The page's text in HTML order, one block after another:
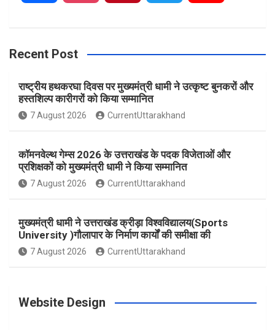
c
e
b
o
k
s
t
a
g
a
n
t
e
r
s
i
t
e
u
u
Recent Post
राष्ट्रीय हथकरघा दिवस पर मुख्यमंत्री धामी ने उत्कृष्ट बुनकरों और
हस्तशिल्प कारीगरों को किया सम्मानित
7 August 2026 CurrentUttarakhand
कॉमनवेल्थ गेम्स 2026 के उत्तराखंड के पदक विजेताओं और
प्रशिक्षकों को मुख्यमंत्री धामी ने किया सम्मानित
7 August 2026 CurrentUttarakhand
मुख्यमंत्री धामी ने उत्तराखंड क्रीड़ा विश्वविद्यालय(Sports
University )गौलापार के निर्माण कार्यों की समीक्षा की
7 August 2026 CurrentUttarakhand
Website Design